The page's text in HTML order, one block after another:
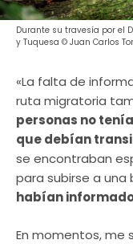
Durante su travesía por el
y Tuquesa © Juan Carlos
«La falta de
ruta migratoria
personas no
que debían
se encontraban
para subirse a una
habían
En momentos, me